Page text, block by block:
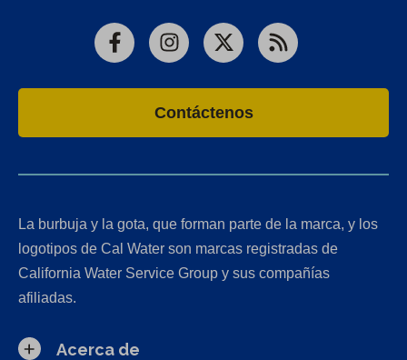
FacebookInstagram
X RSS
Contáctenos
La burbuja y la gota, que forman parte de la marca, y los
logotipos de Cal Water son marcas registradas de
California Water Service Group y sus compañías
afiliadas.
Acerca de